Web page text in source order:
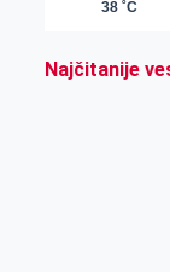
Najčitanije